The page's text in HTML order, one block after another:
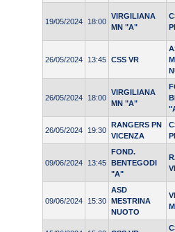
19/05/2024 18:00
VIRGILIANA
MN "A"
26/05/2024 13:45 CSS VR
26/05/2024 18:00
VIRGILIANA
MN "A"
26/05/2024 19:30
RANGERS PN
VICENZA
09/06/2024 13:45
FOND.
BENTEGODI
"A"
09/06/2024 15:30
ASD
MESTRINA
NUOTO